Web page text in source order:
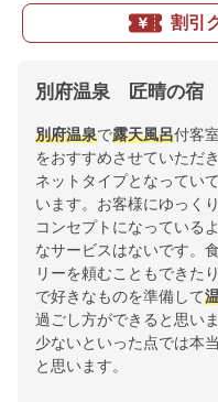
割引
別府温泉 匠晴の宿
別府温泉で露天風呂付客
をおすすめさせていただ
ネットタイプとなってい
います。お客様にゆっく
コンセプトになっている
なサービスはないです。
リーを頼むこともできた
で好きなものを準備して
過ごし方ができると思い
少ないといった点では本
と思います。